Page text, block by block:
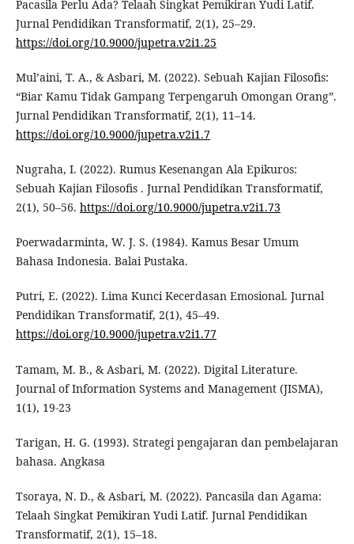
Pacasila Perlu Ada? Telaah Singkat Pemikiran Yudi Latif.
Jurnal Pendidikan Transformatif, 2(1), 25–29.
https://doi.org/10.9000/jupetra.v2i1.25
Mul’aini, T. A., & Asbari, M. (2022). Sebuah Kajian Filosofis:
“Biar Kamu Tidak Gampang Terpengaruh Omongan Orang”.
Jurnal Pendidikan Transformatif, 2(1), 11–14.
https://doi.org/10.9000/jupetra.v2i1.7
Nugraha, I. (2022). Rumus Kesenangan Ala Epikuros:
Sebuah Kajian Filosofis . Jurnal Pendidikan Transformatif,
2(1), 50–56. https://doi.org/10.9000/jupetra.v2i1.73
Poerwadarminta, W. J. S. (1984). Kamus Besar Umum
Bahasa Indonesia. Balai Pustaka.
Putri, E. (2022). Lima Kunci Kecerdasan Emosional. Jurnal
Pendidikan Transformatif, 2(1), 45–49.
https://doi.org/10.9000/jupetra.v2i1.77
Tamam, M. B., & Asbari, M. (2022). Digital Literature.
Journal of Information Systems and Management (JISMA),
1(1), 19-23
Tarigan, H. G. (1993). Strategi pengajaran dan pembelajaran
bahasa. Angkasa
Tsoraya, N. D., & Asbari, M. (2022). Pancasila dan Agama:
Telaah Singkat Pemikiran Yudi Latif. Jurnal Pendidikan
Transformatif, 2(1), 15–18.